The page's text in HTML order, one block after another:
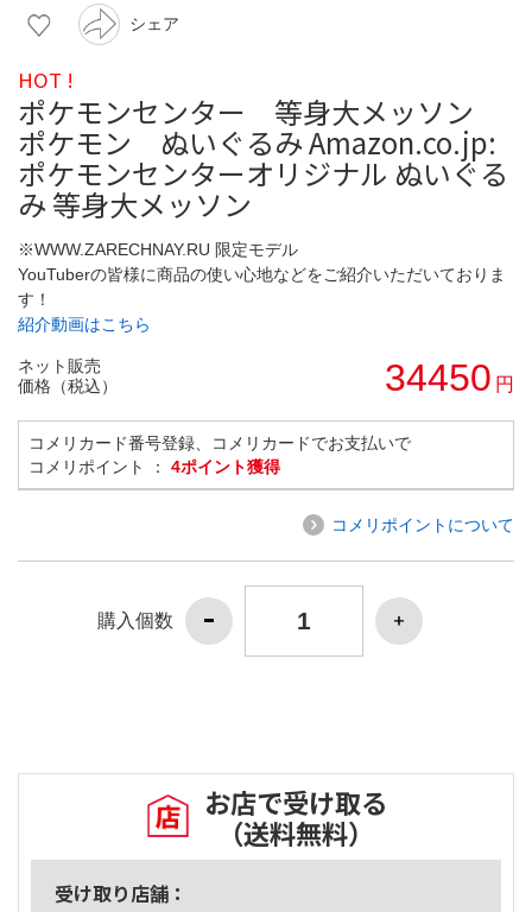
シェア
HOT !
ポケモンセンター 等身大メッソン
ポケモン ぬいぐるみ Amazon.co.jp:
ポケモンセンターオリジナル ぬいぐる
み 等身大メッソン
※WWW.ZARECHNAY.RU 限定モデル
YouTuberの皆様に商品の使い心地などをご紹介いただいておりま
す！
紹介動画はこちら
ネット販売
価格（税込）
34450 円
コメリカード番号登録、コメリカードでお支払いで
コメリポイント ： 4ポイント獲得
コメリポイントについて
購入個数
お店で受け取る
（送料無料）
受け取り店舗：